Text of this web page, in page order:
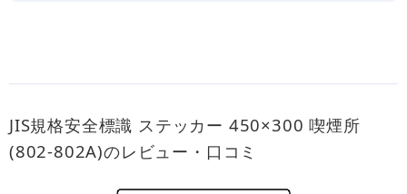
JIS規格安全標識 ステッカー 450×300 喫煙所
(802-802A)のレビュー・口コミ